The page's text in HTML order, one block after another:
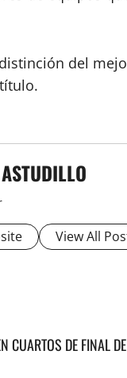
del
View All
CUARTOS DE FINAL